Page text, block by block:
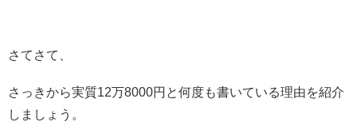
さてさて、
さっきから実質12万8000円と何度も書いている理由を紹介
しましょう。